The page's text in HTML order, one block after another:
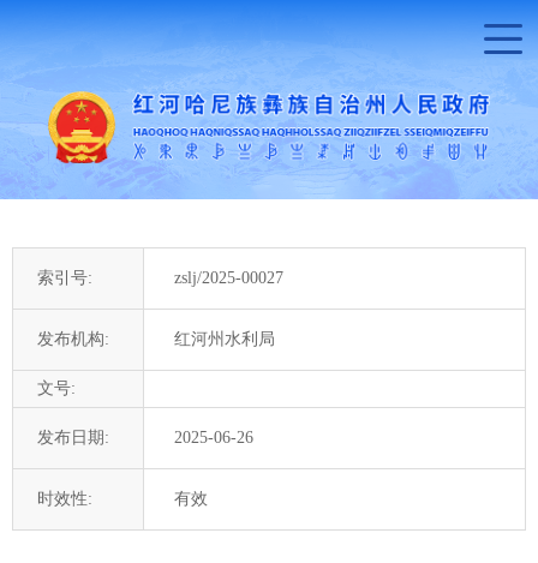
索引号: zslj/2025-00027
发布机构: 红河州水利局
文号:
发布日期: 2025-06-26
时效性: 有效